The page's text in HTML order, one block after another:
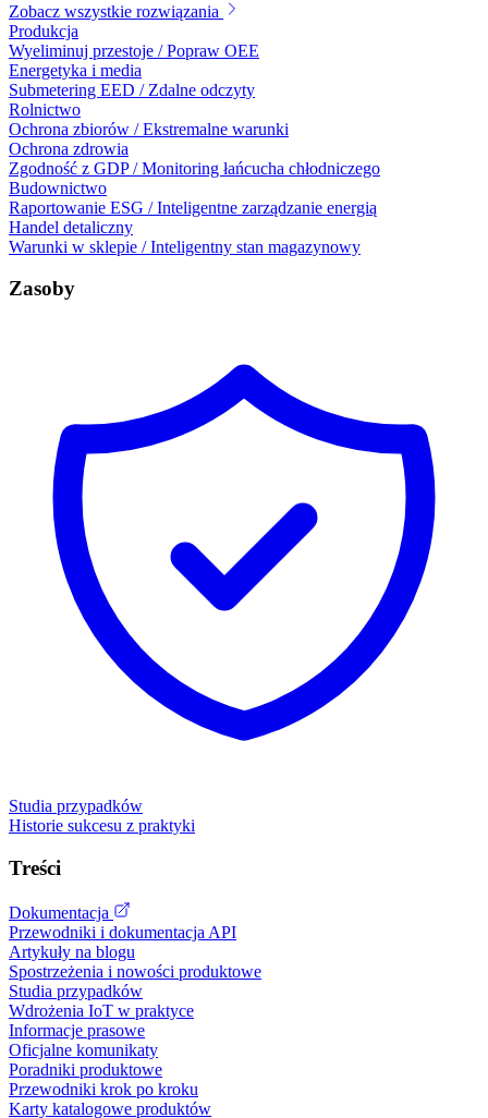
Zobacz wszystkie rozwiązania
Produkcja
Wyeliminuj przestoje / Popraw OEE
Energetyka i media
Submetering EED / Zdalne odczyty
Rolnictwo
Ochrona zbiorów / Ekstremalne warunki
Ochrona zdrowia
Zgodność z GDP / Monitoring łańcucha chłodniczego
Budownictwo
Raportowanie ESG / Inteligentne zarządzanie energią
Handel detaliczny
Warunki w sklepie / Inteligentny stan magazynowy
Zasoby
Studia przypadków
Historie sukcesu z praktyki
Treści
Dokumentacja
Przewodniki i dokumentacja API
Artykuły na blogu
Spostrzeżenia i nowości produktowe
Studia przypadków
Wdrożenia IoT w praktyce
Informacje prasowe
Oficjalne komunikaty
Poradniki produktowe
Przewodniki krok po kroku
Karty katalogowe produktów